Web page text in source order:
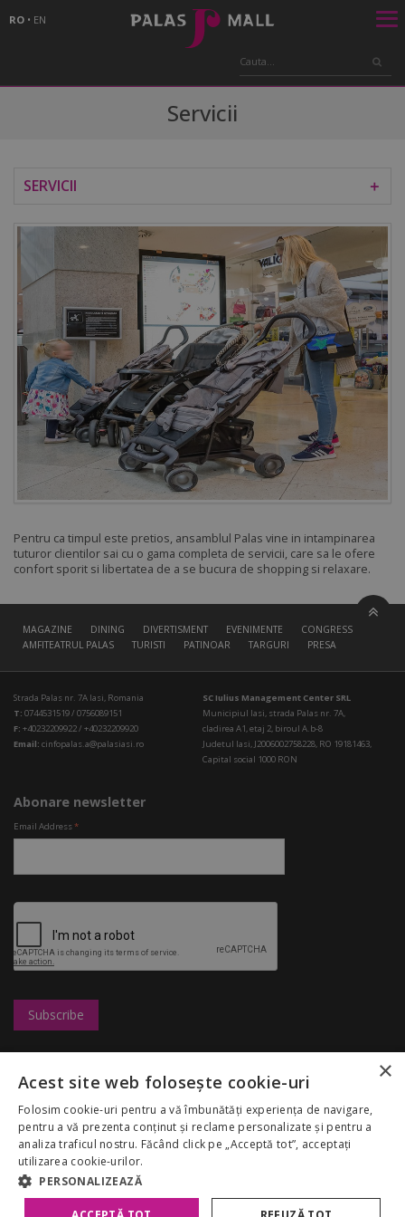
RO • EN
Servicii
SERVICII ＋
Pentru ca timpul este pretios, ansamblul Palas vine in intampinarea
tuturor clientilor sai cu o gama completa de servicii, care sa le ofere
confort sporit si libertatea de a se bucura de shopping si relaxare.
MAGAZINE DINING DIVERTISMENT EVENIMENTE
CONGRESS HALL
AMFITEATRUL PALAS
TURISTI PATINOAR TARGURI PRESA
Strada Palas nr. 7A Iasi, Romania
T: 0744531519 / 0756089151
F: +40232209922 / +40232209920
Email: cinfopalas.a@palasiasi.ro
SC Iulius Management Center SRL
Municipiul Iasi, strada Palas nr. 7A,
cladirea A1, etaj 2, biroul A.b-8
Judetul Iasi, J2006002758228, RO 19181463,
Capital social 1000 RON
Abonare newsletter
Email Address*
Marketing
Regulamentul
Palas Mall
My Account
GDPR
Congresshall
Targuri
Restaurante
Reduceri
Despre noi
×
Acest site web folosește cookie-uri
Folosim cookie-uri pentru a vă îmbunătăți experiența de navigare,
pentru a vă prezenta conținut și reclame personalizate și pentru a
analiza traficul nostru. Făcând click pe „Acceptă tot”, acceptați
utilizarea cookie-urilor.
PERSONALIZEAZĂ